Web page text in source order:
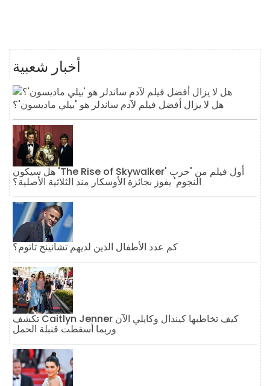
أخبار شعبية
هل لا يزال أفضل فيلم لآدم ساندلر هو 'بيلي ماديسون'؟
هل سيكون 'The Rise of Skywalker' أول فيلم من 'حرب
النجوم' يفوز بجائزة الأوسكار منذ الثلاثية الأصلية؟
كم عدد الأطفال الذين لديهم تشانينج تاتوم؟
تكشف Caitlyn Jenner كيف تخاطبها كيندال وكايلي الآن
وربما أسقطت قنبلة الحمل